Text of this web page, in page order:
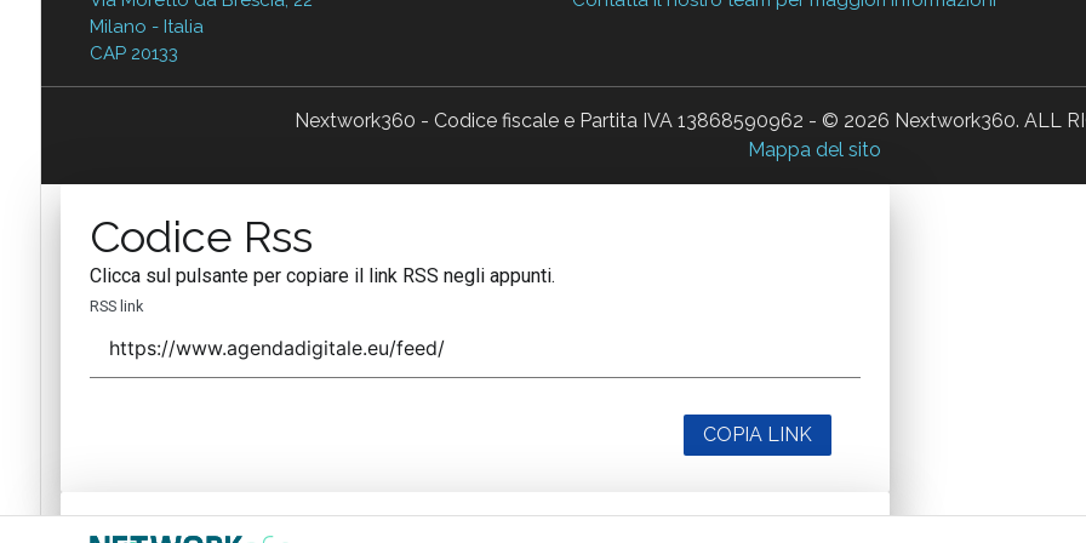
Milano - Italia
CAP 20133
Nextwork360 - Codice fiscale e Partita IVA 13868590962 - © 2026 Nextwork360. ALL
Mappa del sito
Codice Rss
Clicca sul pulsante per copiare il link RSS negli appunti.
RSS link
COPIA LINK